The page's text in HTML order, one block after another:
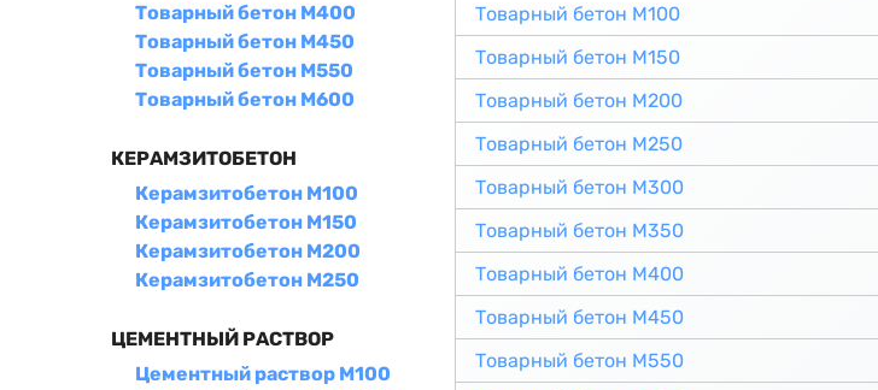
Товарный бетон М400
Товарный бетон М450
Товарный бетон М550
Товарный бетон М600
КЕРАМЗИТОБЕТОН
Керамзитобетон М100
Керамзитобетон М150
Керамзитобетон М200
Керамзитобетон М250
ЦЕМЕНТНЫЙ РАСТВОР
Цементный раствор М100
Товарный бетон М100
Товарный бетон М150
Товарный бетон М200
Товарный бетон М250
Товарный бетон М300
Товарный бетон М350
Товарный бетон М400
Товарный бетон М450
Товарный бетон М550